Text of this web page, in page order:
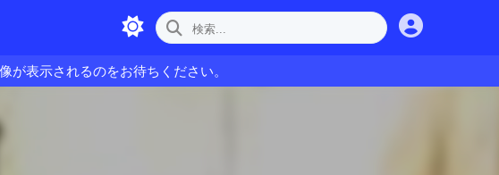
表示されるのをお待ちください。